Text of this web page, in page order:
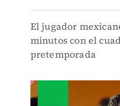
El jugador
minutos con el
pretemporada